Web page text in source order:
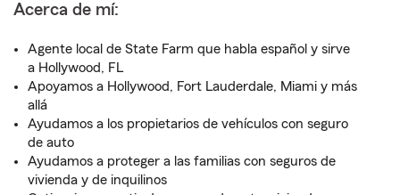
Acerca de mí:
Agente local de State Farm que habla español y sirve
a Hollywood, FL
Apoyamos a Hollywood, Fort Lauderdale, Miami y más
allá
Ayudamos a los propietarios de vehículos con seguro
de auto
Ayudamos a proteger a las familias con seguros de
vivienda y de inquilinos